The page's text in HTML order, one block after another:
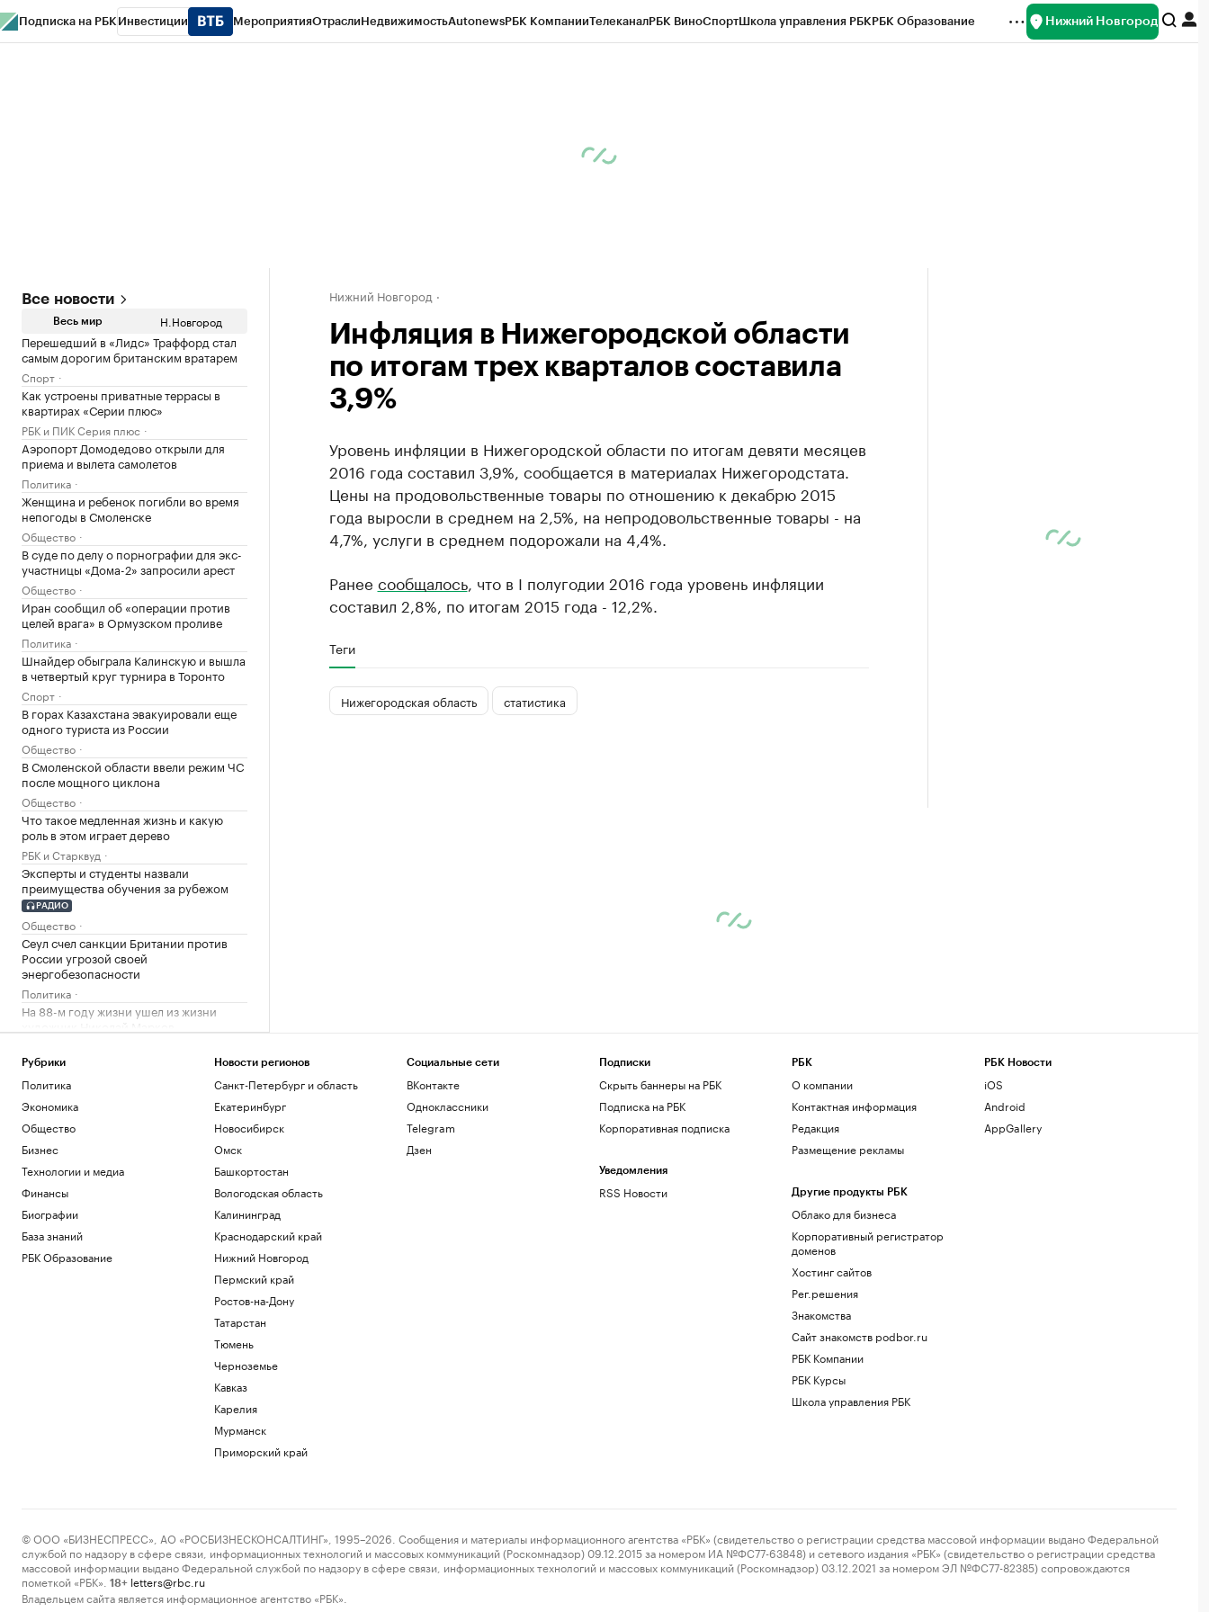
Подписка на РБК Инвестиции МероприятияОтраслиНедвижимостьAutonewsРБК КомпанииТелеканалРБК ВиноСпортШкола управления РБКРБК Образование Нижний Новгород
Все новости
Весь мир Н.Новгород
Перешедший в «Лидс» Траффорд стал
самым дорогим британским вратарем
Спорт
Как устроены приватные террасы в
квартирах «Серии плюс»
РБК и ПИК Серия плюс
Аэропорт Домодедово открыли для
приема и вылета самолетов
Политика
Женщина и ребенок погибли во время
непогоды в Смоленске
Общество
В суде по делу о порнографии для экс-
участницы «Дома-2» запросили арест
Общество
Иран сообщил об «операции против
целей врага» в Ормузском проливе
Политика
Шнайдер обыграла Калинскую и вышла
в четвертый круг турнира в Торонто
Спорт
В горах Казахстана эвакуировали еще
одного туриста из России
Общество
В Смоленской области ввели режим ЧС
после мощного циклона
Общество
Что такое медленная жизнь и какую
роль в этом играет дерево
РБК и Старквуд
Эксперты и студенты назвали
преимущества обучения за рубежом
РАДИО
Общество
Сеул счел санкции Британии против
России угрозой своей
энергобезопасности
Политика
На 88-м году жизни ушел из жизни
художник Николай Марков
Отличия бензина классов Евро-2,
Евро-3, Евро-4 и Евро-5. Видео РБК
Генсек ООН осудил атаки украинских
беспилотников на регионы России
Политика
Будущее Ходынского поля: от пашни и
Футболисты «Сочи» из-за закрытия
аэропорта не смогли вылететь на матч
Спорт
Винисиус продлил контракт с «Реалом»
на фоне слухов об уходе в «Арсенал»
Российский прыгун в воду взял второе
Нижний Новгород
Инфляция в Нижегородской области
по итогам трех кварталов составила
3,9%
Уровень инфляции в Нижегородской области по итогам девяти месяцев
2016 года составил 3,9%, сообщается в материалах Нижегородстата.
Цены на продовольственные товары по отношению к декабрю 2015
года выросли в среднем на 2,5%, на непродовольственные товары - на
4,7%, услуги в среднем подорожали на 4,4%.
Ранее сообщалось, что в I полугодии 2016 года уровень инфляции
составил 2,8%, по итогам 2015 года - 12,2%.​
Теги
Нижегородская область статистика
Рубрики
Политика
Экономика
Общество
Бизнес
Технологии и медиа
Финансы
Биографии
База знаний
РБК Образование
Новости регионов
Санкт-Петербург и область
Екатеринбург
Новосибирск
Омск
Башкортостан
Вологодская область
Калининград
Краснодарский край
Нижний Новгород
Пермский край
Ростов-на-Дону
Татарстан
Тюмень
Черноземье
Кавказ
Карелия
Мурманск
Приморский край
Социальные сети
ВКонтакте
Одноклассники
Telegram
Дзен
Подписки
Скрыть баннеры на РБК
Подписка на РБК
Корпоративная подписка
Уведомления
RSS Новости
РБК
О компании
Контактная информация
Редакция
Размещение рекламы
Другие продукты РБК
Облако для бизнеса
Корпоративный регистратор
доменов
Хостинг сайтов
Рег.решения
Знакомства
Сайт знакомств podbor.ru
РБК Компании
РБК Курсы
Школа управления РБК
РБК Новости
iOS
Android
AppGallery
© ООО «БИЗНЕСПРЕСС», АО «РОСБИЗНЕСКОНСАЛТИНГ», 1995–2026. Сообщения и материалы информационного агентства «РБК» (свидетельство о регистрации средства массовой информации выдано Федеральной
службой по надзору в сфере связи, информационных технологий и массовых коммуникаций (Роскомнадзор) 09.12.2015 за номером ИА №ФС77-63848) и сетевого издания «РБК» (свидетельство о регистрации средства
массовой информации выдано Федеральной службой по надзору в сфере связи, информационных технологий и массовых коммуникаций (Роскомнадзор) 03.12.2021 за номером ЭЛ №ФС77-82385) сопровождаются
пометкой «РБК».
18+ letters@rbc.ru
Владельцем сайта является информационное агентство «РБК».